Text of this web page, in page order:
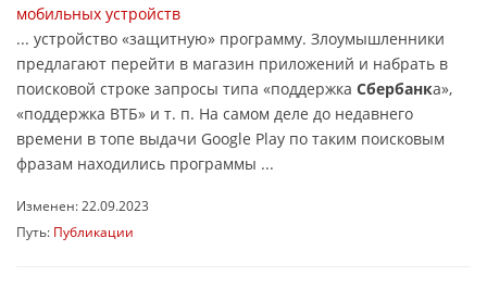
мобильных устройств
... устройство «защитную» программу. Злоумышленники
предлагают перейти в магазин приложений и набрать в
поисковой строке запросы типа «поддержка Сбербанка»,
«поддержка ВТБ» и т. п. На самом деле до недавнего
времени в топе выдачи Google Play по таким поисковым
фразам находились программы ...
Изменен: 22.09.2023
Путь: Публикации